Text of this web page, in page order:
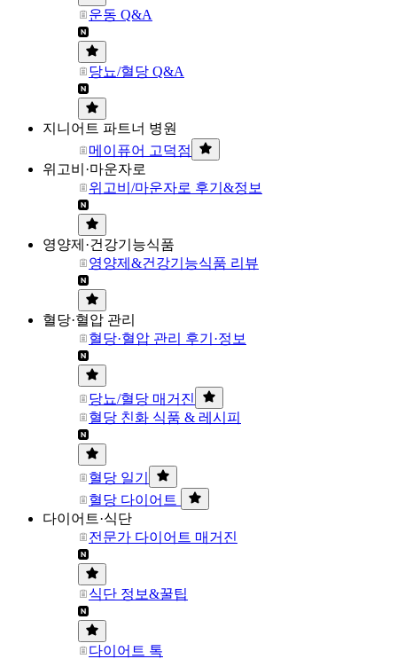
운동 Q&A
당뇨/혈당 Q&A
지니어트 파트너 병원
메이퓨어 고덕점
위고비·마운자로
위고비/마운자로 후기&정보
영양제·건강기능식품
영양제&건강기능식품 리뷰
혈당·혈압 관리
혈당·혈압 관리 후기·정보
당뇨/혈당 매거진
혈당 친화 식품 & 레시피
혈당 일기
혈당 다이어트
다이어트·식단
전문가 다이어트 매거진
식단 정보&꿀팁
다이어트 톡